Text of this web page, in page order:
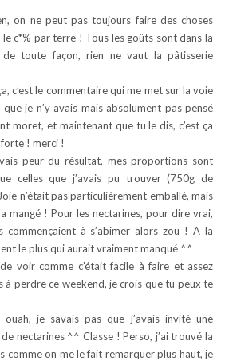
on ne peut pas toujours faire des choses
c*% par terre ! Tous les goûts sont dans la
toute façon, rien ne vaut la pâtisserie
c’est le commentaire qui me met sur la voie
je n’y avais mais absolument pas pensé
moret, et maintenant que tu le dis, c’est ça
! merci !
peur du résultat, mes proportions sont
celles que j’avais pu trouver (750g de
n’était pas particulièrement emballé, mais
mangé ! Pour les nectarines, pour dire vrai,
commençaient à s’abimer alors zou ! A la
le plus qui aurait vraiment manqué ^^
voir comme c’était facile à faire et assez
à perdre ce weekend, je crois que tu peux te
ouah, je savais pas que j’avais invité une
nectarines ^^ Classe ! Perso, j’ai trouvé la
comme on me le fait remarquer plus haut, je